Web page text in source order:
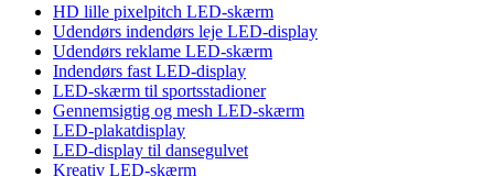
HD lille pixelpitch LED-skærm
Udendørs indendørs leje LED-display
Udendørs reklame LED-skærm
Indendørs fast LED-display
LED-skærm til sportsstadioner
Gennemsigtig og mesh LED-skærm
LED-plakatdisplay
LED-display til dansegulvet
Kreativ LED-skærm